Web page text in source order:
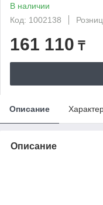
В наличии
Код: 1002138
161 110 ₸
Описание
Описание